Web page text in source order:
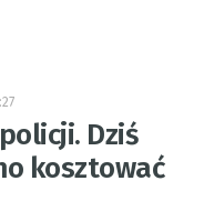
Dziś
kosztować